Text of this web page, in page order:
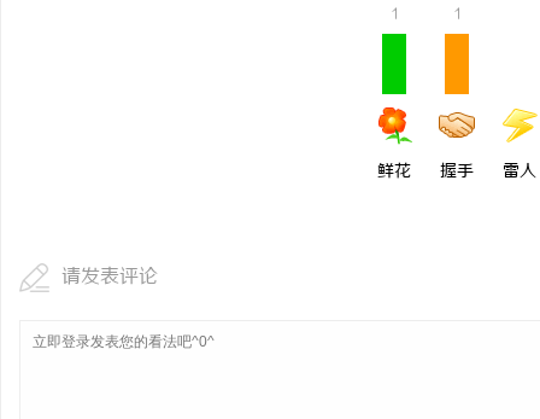
1
鲜花
1
握手 雷人
请发表评论
哪些行业秘诀？